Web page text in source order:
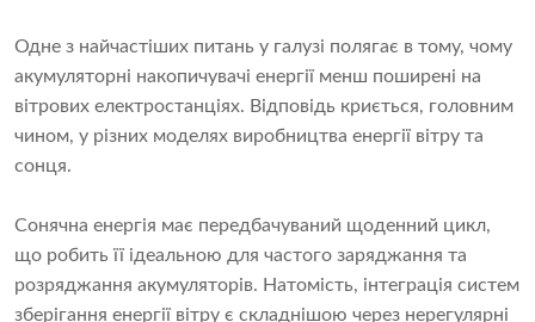
Одне з найчастіших питань у галузі полягає в тому, чому
акумуляторні накопичувачі енергії менш поширені на
вітрових електростанціях. Відповідь криється, головним
чином, у різних моделях виробництва енергії вітру та
сонця.
Сонячна енергія має передбачуваний щоденний цикл,
що робить її ідеальною для частого заряджання та
розряджання акумуляторів. Натомість, інтеграція систем
зберігання енергії вітру є складнішою через нерегулярні